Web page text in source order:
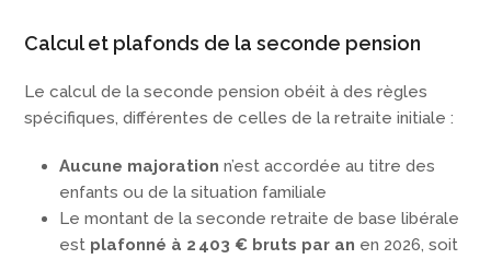
Calcul et plafonds de la seconde pension
Le calcul de la seconde pension obéit à des règles
spécifiques, différentes de celles de la retraite initiale :
Aucune majorationn’est accordée au titre des
enfants ou de la situation familiale
Le montant de la seconde retraite de base libérale
est plafonné à 2 403 € bruts par an en 2026, soit